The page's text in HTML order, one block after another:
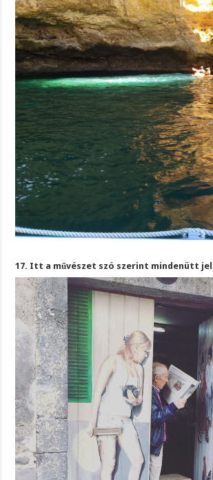
17. Itt a művészet szó szerint mindenütt